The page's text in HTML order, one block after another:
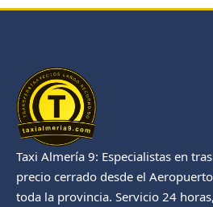
Taxi Almería 9: Especialistas en
precio cerrado desde el
toda la provincia. Servicio 24